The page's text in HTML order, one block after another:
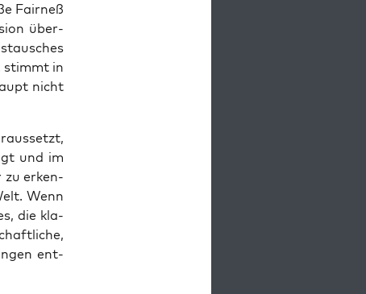
Fair­neß
über­
stimmt in
nicht
und im
zu erken­
Wenn
die kla­
ent­